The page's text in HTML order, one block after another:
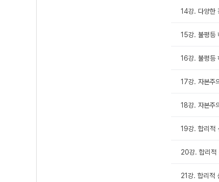
14강. 다양한
15강. 불평등
16강. 불평등
17강. 자본주
18강. 자본주
19강. 합리적
20강. 합리적
21강. 합리적